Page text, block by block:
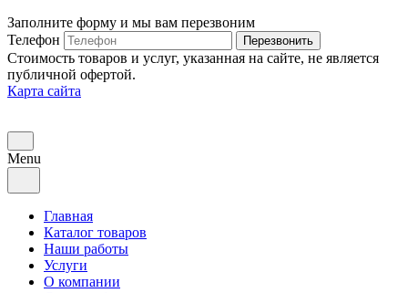
Заполните форму и мы вам перезвоним
Телефон
Перезвонить
Стоимость товаров и услуг, указанная на сайте, не является
публичной офертой.
Карта сайта
Menu
Главная
Каталог товаров
Наши работы
Услуги
О компании